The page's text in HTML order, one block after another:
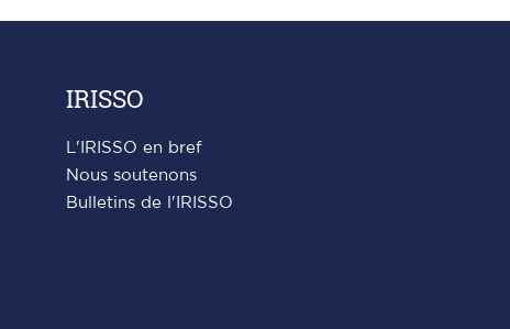
IRISSO
L'IRISSO en bref
Nous soutenons
Bulletins de l'IRISSO